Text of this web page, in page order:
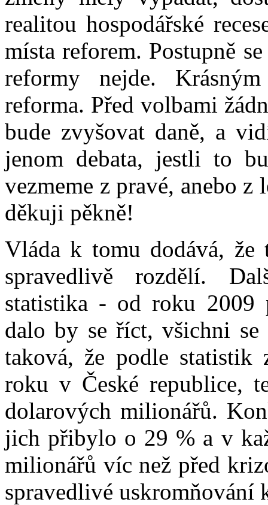
realitou hospodářské
místa reforem. Postupně
reformy nejde.
reforma. Před volbami
bude zvyšovat daně, a
jenom debata, jestli to
vezmeme z pravé, anebo z
děkuji pěkně!
Vláda k tomu dodává, že
spravedlivě rozdělí.
statistika - od roku 2009
dalo by se říct, všichni se
taková, že podle statistik
roku v České republice,
dolarových milionářů.
jich přibylo o 29 % a v
milionářů víc než před
spravedlivé uskromňování